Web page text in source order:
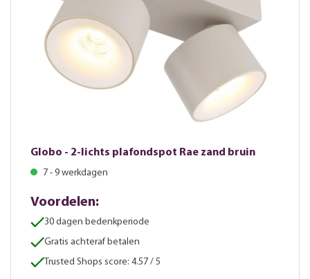
Globo - 2-lichts plafondspot Rae zand bruin
7 - 9 werkdagen
Voordelen:
30 dagen bedenkperiode
Gratis achteraf betalen
Trusted Shops score: 4.57 / 5